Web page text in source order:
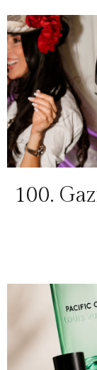
100.